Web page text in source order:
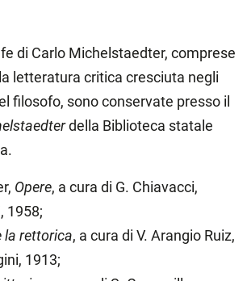
ebraica appare però piuttosto
e disegnava per proprio
abilità. La sua passione erano i
Conseguita la maturità,
alla Facoltà di matematica presso
ma poi decise di trascorrere un
dedicarsi alla pittura. Qui si
Istituto di studi superiori, dove
maestri Guido Mazzoni, Pio
l’assegnazione di una tesi a
curriculum studiorum. Dal
che ci ha lasciato emerge
vita intensa, appassionata, ma
da momenti di grande sconforto,
improvvisi (come quello del
di Carlo Michelstaedter, comprese
letteratura critica cresciuta negli
filosofo, sono conservate presso il
della Biblioteca statale
Opere, a cura di G. Chiavacci,
1958;
la rettorica, a cura di V. Arangio Ruiz,
1913;